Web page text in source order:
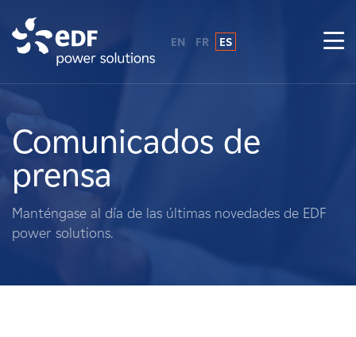
Sobre nosotros
Qué hacemos
Terratenientes
EN FR ES
Comunicados de
prensa
Manténgase al día de las últimas novedades de EDF
power solutions.